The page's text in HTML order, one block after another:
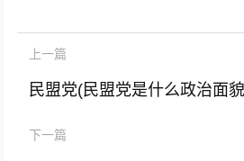
上一篇
民盟党(民盟党是什么政治面
下一篇